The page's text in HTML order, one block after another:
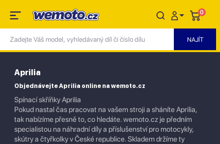
0
Aprilia
Objednávejte Aprilia online na wemoto.cz
Spínací skříňky Aprilia
Pokud nastal čas pracovat na vašem stroji a sháníte Aprilia,
tak nabízíme přesně to, co hledáte. wemoto.cz je předním
specialistou na náhradní díly a příslušenství pro motocykly,
skútry a čtyřkolky v České republice. Skladem držíme ty